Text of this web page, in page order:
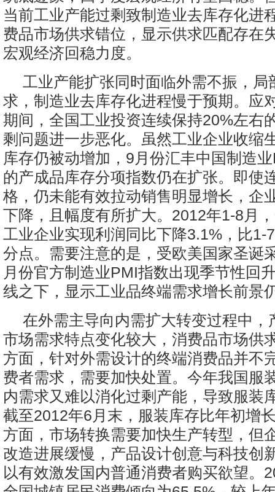
当前工业产能过剩致制造业去库存化进
费品市场供求错位，显示供求匹配存在
宏观经济回稳力度。
工业产能扩张同时面临外需不振，局
求，制造业去库存化进程慢于预期。应
期间，全国工业投资连续保持20%左右
剩问题进一步恶化。虽然工业企业收缩
库存仍被动增加，9月份汇丰中国制造
的产成品库存分项指数仍在扩张。即使
格，仍未能有效拉动销售明显增长，企
下降，且幅度有所扩大。2012年1-8月
工业企业实现利润同比下降3.1%，比1-
分点。需要注意的是，受欧美国家圣诞
月份官方制造业PMI指数出现季节性回
线之下，显示工业品终端需求增长前景
在外需主导向内需扩大转变过程中，
市场需求特点变化较大，消费品市场供
方面，针对外需设计的终端消费品并不
费者需求，需要加快处置。今年我国服
内需求又难以消化过剩产能，导致服装
截至2012年6月末，服装库存比年初增
方面，市场转换需要加快生产转型，但
改造进展缓慢，产品设计创意与科技创
以有效激发国内普通消费者购买欲望。